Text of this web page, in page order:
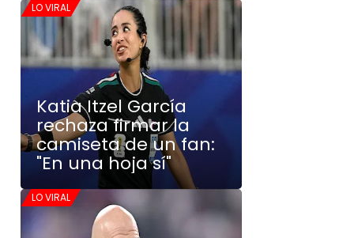
LO VIRAL
Katia Itzel García
rechaza firmar la
camiseta de un fan:
"En una hoja sí"
LO VIRAL